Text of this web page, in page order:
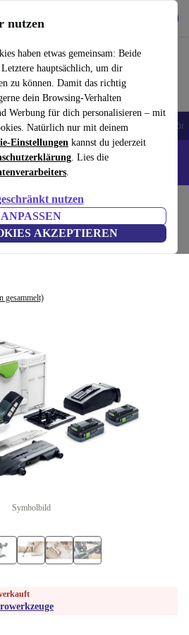
nutzen
haben etwas gemeinsam: Beide
hauptsächlich, um dir
zu können. Damit das richtig
dein Browsing-Verhalten
Werbung für dich personalisieren – mit
Natürlich nur mit deinem
Einstellungen kannst du jederzeit
. Lies die
.
nutzen
ANPASSEN
AKZEPTIEREN
nutzen
Laptops Tablets Smartwatches Zubehör
Google-Smartphones - Code:
4.0 EBI-Plus Akku-
gesammelt)
Symbolbild